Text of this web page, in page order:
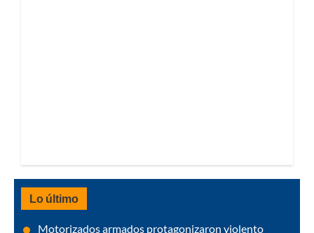
Lo último
Motorizados armados protagonizaron violento